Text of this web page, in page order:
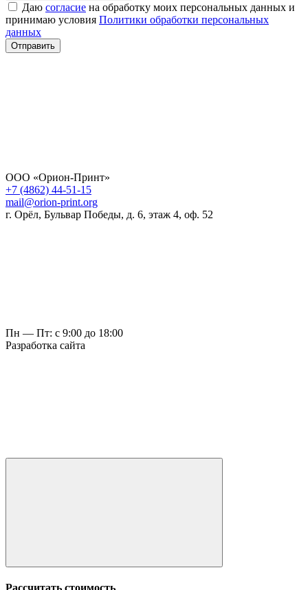
Даю согласие на обработку моих персональных данных и
принимаю условия Политики обработки персональных
данных
Отправить
ООО «Орион-Принт»
+7 (4862) 44-51-15
mail@orion-print.org
г. Орёл, Бульвар Победы, д. 6, этаж 4, оф. 52
Пн — Пт: с 9:00 до 18:00
Разработка сайта
Рассчитать стоимость